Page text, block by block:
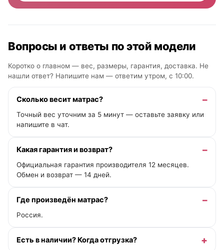
Вопросы и ответы по этой модели
Коротко о главном — вес, размеры, гарантия, доставка. Не
нашли ответ? Напишите нам — ответим утром, с 10:00.
Сколько весит матрас?
Точный вес уточним за 5 минут — оставьте заявку или
напишите в чат.
Какая гарантия и возврат?
Официальная гарантия производителя 12 месяцев.
Обмен и возврат — 14 дней.
Где произведён матрас?
Россия.
Есть в наличии? Когда отгрузка?